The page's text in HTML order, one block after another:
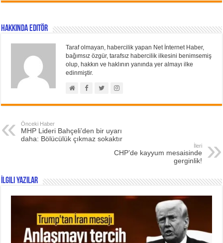
Hakkında Editör
Taraf olmayan, habercilik yapan Net İnternet Haber,
bağımsız özgür, tarafsız habercilik ilkesini benimsemiş
olup, hakkın ve haklının yanında yer almayı ilke
edinmiştir.
Önceki Haber
MHP Lideri Bahçeli’den bir uyarı
daha: Bölücülük çıkmaz sokaktır
İleri
CHP’de kayyum mesaisinde
gerginlik!
İlgili Yazılar